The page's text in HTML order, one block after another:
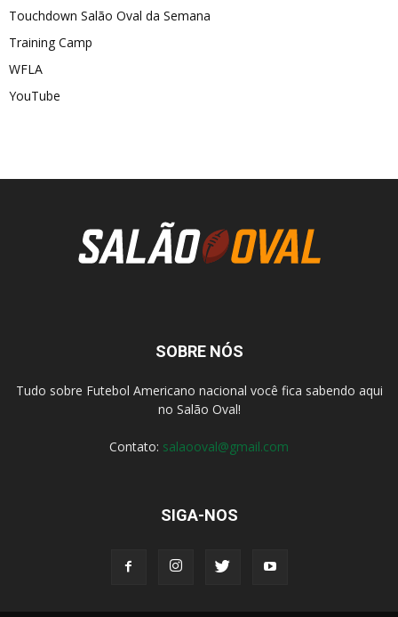
Touchdown Salão Oval da Semana
Training Camp
WFLA
YouTube
SOBRE NÓS
Tudo sobre Futebol Americano nacional você fica sabendo aqui
no Salão Oval!
Contato: salaooval@gmail.com
SIGA-NOS